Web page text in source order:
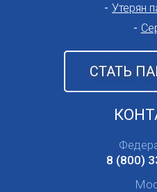
СТАТЬ
Утерян
8 (800)